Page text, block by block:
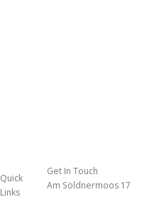
Quick
Links
Get In Touch
Am Söldnermoos 17